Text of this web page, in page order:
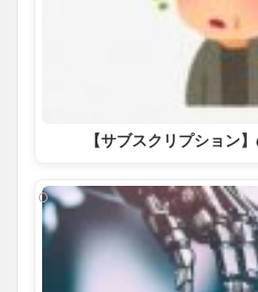
【サブスクリプション